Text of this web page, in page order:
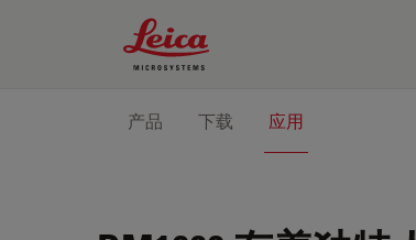
Leica Microsystems Logo
产品 下载 应用